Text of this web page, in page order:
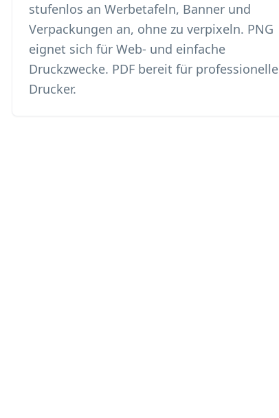
stufenlos an Werbetafeln, Banner und
Verpackungen an, ohne zu verpixeln. PNG
eignet sich für Web- und einfache
Druckzwecke. PDF bereit für professionelle
Drucker.